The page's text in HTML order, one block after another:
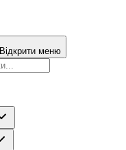
Відкрити меню